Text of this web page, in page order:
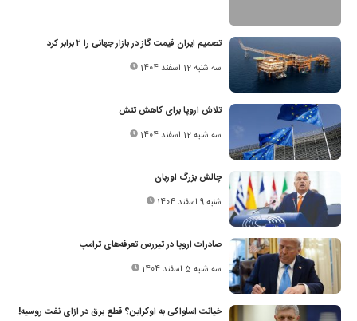
تصمیم ایران قیمت گاز در بازار جهانی را ۲ برابر کرد
سه شنبه 12 اسفند 1404
تلاش اروپا برای کاهش تنش
سه شنبه 12 اسفند 1404
چالش بزرگ اوربان
شنبه 9 اسفند 1404
صادرات اروپا در تیررس تعرفه‌های ترامپ
سه شنبه 5 اسفند 1404
خیانت اسلواکی به اوکراین؟ قطع برق در ازای نفت روسیه!